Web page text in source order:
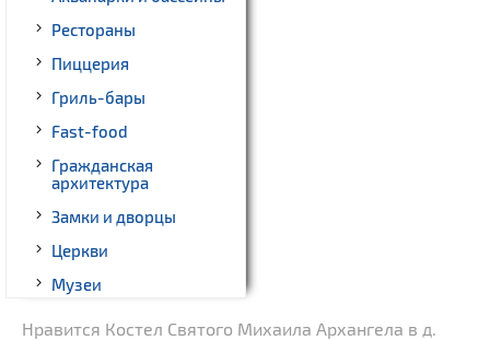
Рестораны
Пиццерия
Гриль-бары
Fast-food
Гражданская
архитектура
Замки и дворцы
Церкви
Музеи
Нравится Костел Святого Михаила Архангела в д.